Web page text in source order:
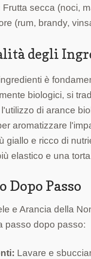
Frutta secca (noci,
(rum, brandy,
degli
è
biologici, si
di arance
aromatizzare
giallo e ricco di
elastico e una
Dopo Passo
e Arancia della
passo dopo passo:
Lavare e